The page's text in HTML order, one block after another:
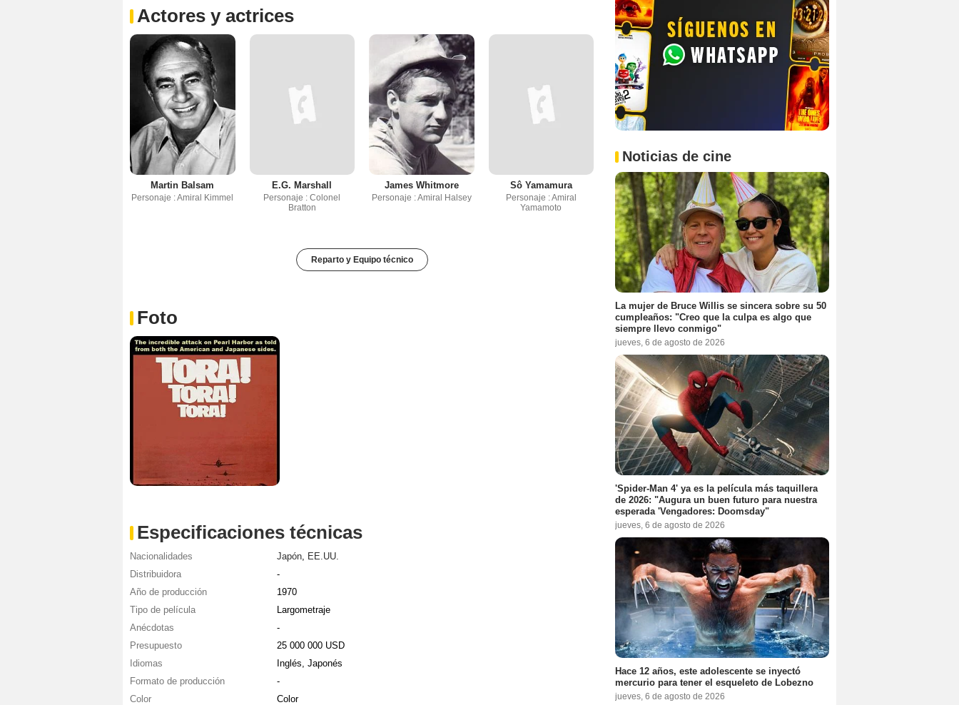
Actores y actrices
Martin Balsam
Personaje : Amiral Kimmel
E.G. Marshall
Personaje : Colonel
Bratton
James Whitmore
Personaje : Amiral Halsey
Sô Yamamura
Personaje : Amiral
Yamamoto
Reparto y Equipo técnico
Foto
Especificaciones técnicas
Nacionalidades Japón,
EE.UU.
Distribuidora
-
Año de producción
1970
Tipo de película
Largometraje
Anécdotas
-
Presupuesto
25 000 000 USD
Idiomas
Inglés, Japonés
Formato de producción
-
Color
Color
Noticias de cine
La mujer de Bruce Willis se sincera sobre su 50
cumpleaños: "Creo que la culpa es algo que
siempre llevo conmigo"
jueves, 6 de agosto de 2026
'Spider-Man 4' ya es la película más taquillera
de 2026: "Augura un buen futuro para nuestra
esperada 'Vengadores: Doomsday"
jueves, 6 de agosto de 2026
Hace 12 años, este adolescente se inyectó
mercurio para tener el esqueleto de Lobezno
jueves, 6 de agosto de 2026